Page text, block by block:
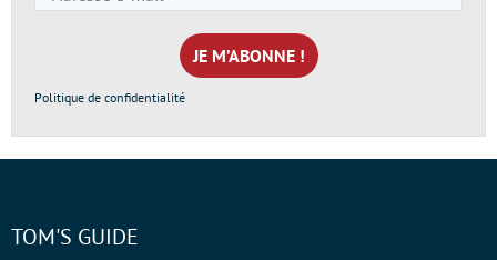
e-
mail
*
Politique de confidentialité
TOM'S GUIDE